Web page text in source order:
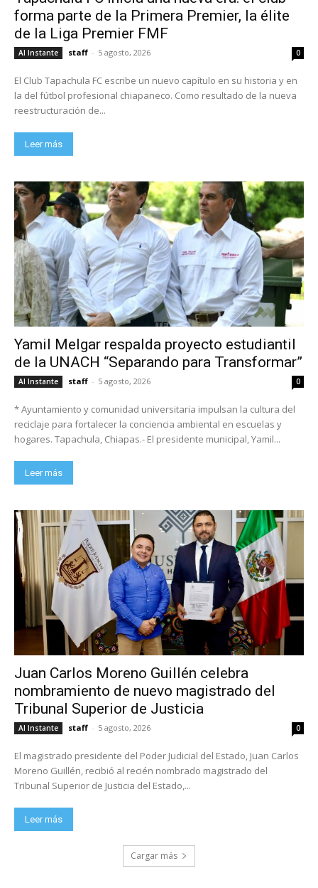
forma parte de la Primera Premier, la élite
de la Liga Premier FMF
Al Instante staff - 5 agosto, 2026 0
El Club Tapachula FC escribe un nuevo capítulo en su historia y en
la del fútbol profesional chiapaneco. Como resultado de la nueva
reestructuración de...
Leer más
Yamil Melgar respalda proyecto estudiantil
de la UNACH “Separando para Transformar”
Al Instante staff - 5 agosto, 2026 0
* Ayuntamiento y comunidad universitaria impulsan la cultura del
reciclaje para fortalecer la conciencia ambiental en escuelas y
hogares. Tapachula, Chiapas.- El presidente municipal, Yamil...
Leer más
Juan Carlos Moreno Guillén celebra
nombramiento de nuevo magistrado del
Tribunal Superior de Justicia
Al Instante staff - 5 agosto, 2026 0
El magistrado presidente del Poder Judicial del Estado, Juan Carlos
Moreno Guillén, recibió al recién nombrado magistrado del
Tribunal Superior de Justicia del Estado,...
Leer más
Cargar más